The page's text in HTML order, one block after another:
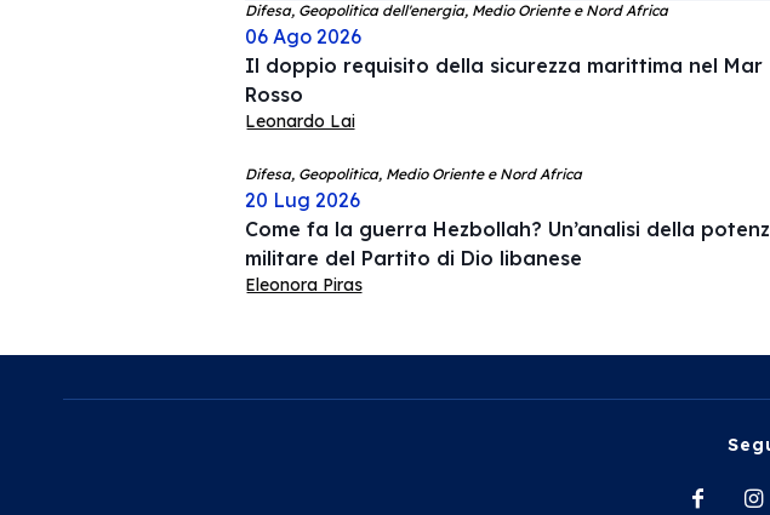
Difesa, Geopolitica dell'energia, Medio Oriente e Nord Africa
06 Ago 2026
Il doppio requisito della sicurezza marittima nel Mar
Rosso
Leonardo Lai
Difesa, Geopolitica, Medio Oriente e Nord Africa
20 Lug 2026
Come fa la guerra Hezbollah? Un’analisi della
militare del Partito di Dio libanese
Eleonora Piras